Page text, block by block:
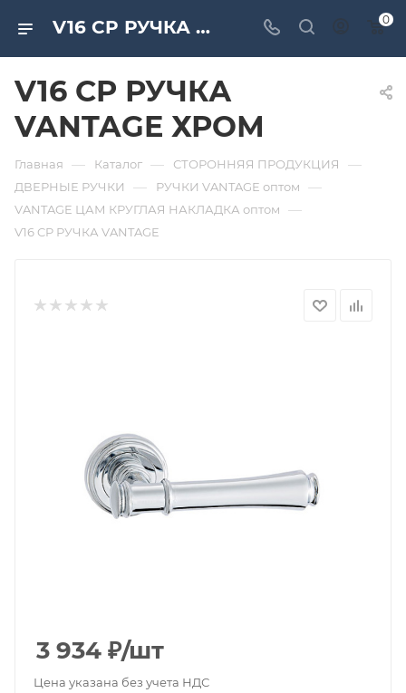
V16 CP РУЧКА VANTAGE ХРОМ. Дверная и мебельная фурнитура САМИР-КИЛИТ | Оптовые поставки 0
V16 CP РУЧКА
VANTAGE ХРОМ
Главная — Каталог — СТОРОННЯЯ ПРОДУКЦИЯ —
ДВЕРНЫЕ РУЧКИ — РУЧКИ VANTAGE оптом —
VANTAGE ЦАМ КРУГЛАЯ НАКЛАДКА оптом —
V16 CP РУЧКА VANTAGE
3 934 ₽/шт
Цена указана без учета НДС